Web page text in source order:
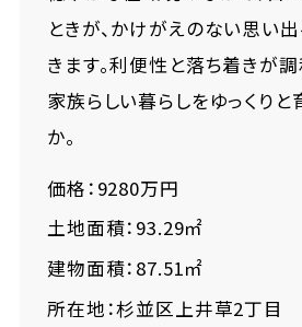
ときが、かけがえのない思い
きます。利便性と落ち着きが調
家族らしい暮らしをゆっくり
か。
価格：9280万円
土地面積：93.29㎡
建物面積：87.51㎡
所在地：杉並区上井草2丁目